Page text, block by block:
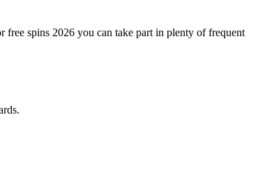
free spins 2026 you can take part in plenty of frequent